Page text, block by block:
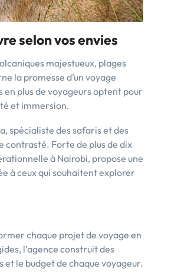
selon vos envies
majestueux, plages
la promesse d’un voyage
plus de voyageurs optent pour
et immersion.
spécialiste des safaris et des
contrasté. Forte de plus de dix
à Nairobi, propose une
à ceux qui souhaitent explorer
chaque projet de voyage en
l’agence construit des
le budget de chaque voyageur.